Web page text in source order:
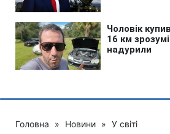
Головна » Новини » У світі